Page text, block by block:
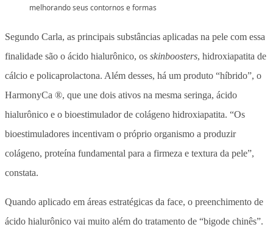
melhorando seus contornos e formas
Segundo Carla, as principais substâncias aplicadas na pele com essa
finalidade são o ácido hialurônico, os skinboosters, hidroxiapatita de
cálcio e policaprolactona. Além desses, há um produto “híbrido”, o
HarmonyCa ®, que une dois ativos na mesma seringa, ácido
hialurônico e o bioestimulador de colágeno hidroxiapatita. “Os
bioestimuladores incentivam o próprio organismo a produzir
colágeno, proteína fundamental para a firmeza e textura da pele”,
constata.
Quando aplicado em áreas estratégicas da face, o preenchimento de
ácido hialurônico vai muito além do tratamento de “bigode chinês”.